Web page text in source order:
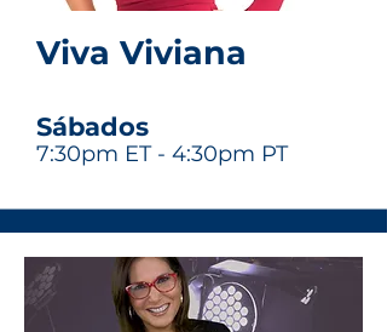
Viva Viviana
Sábados
7:30pm ET - 4:30pm PT